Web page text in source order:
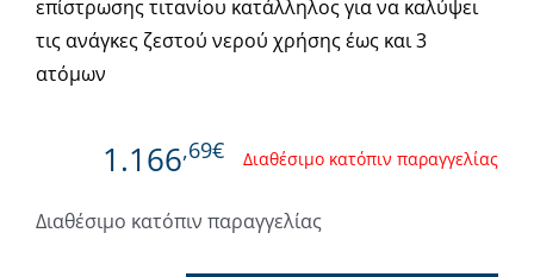
επίστρωσης τιτανίου κατάλληλος για να καλύψει
τις ανάγκες ζεστού νερού χρήσης έως και 3
ατόμων
1.166,69€ Διαθέσιμο κατόπιν παραγγελίας
Διαθέσιμο κατόπιν παραγγελίας